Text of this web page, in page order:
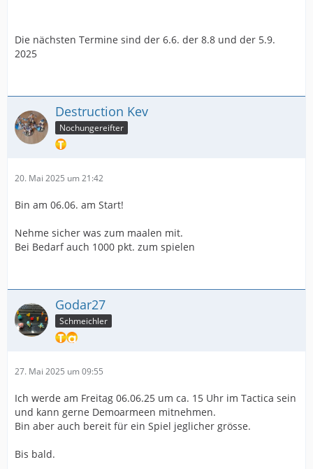
Die nächsten Termine sind der 6.6. der 8.8 und der 5.9.
2025
Destruction Kev
Nochungereifter
20. Mai 2025 um 21:42
Bin am 06.06. am Start!
Nehme sicher was zum maalen mit.
Bei Bedarf auch 1000 pkt. zum spielen
Godar27
Schmeichler
27. Mai 2025 um 09:55
Ich werde am Freitag 06.06.25 um ca. 15 Uhr im Tactica sein
und kann gerne Demoarmeen mitnehmen.
Bin aber auch bereit für ein Spiel jeglicher grösse.
Bis bald.